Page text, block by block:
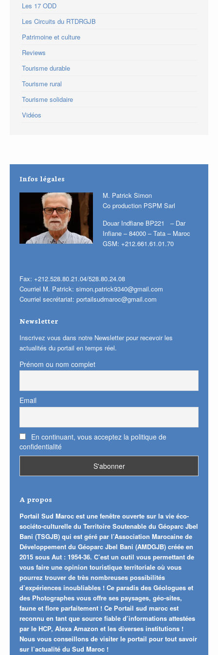
Les 17 ODD
Les Circuits du RTDRGJB
Patrimoine et culture
Reviews
Tourisme durable
Tourisme rural
Tourisme solidaire
Vidéos
Infos légales
M. Patrick Simon
Co production PSPM Sarl
Douar Indfiane BP221 – Dar
Infiane – 84000 – Tata – Maroc
GSM: +212.661.61.01.70
Fax: +212.528.80.21.04/528.80.24.08
Courriel M. Patrick: simon.patrick9340@gmail.com
Courriel secrétariat: portailsudmaroc@gmail.com
Newsletter
Inscrivez vous dans notre Newsletter pour recevoir les
actualités du portail en temps réel.
Prénom ou nom complet
Email
En continuant, vous acceptez la politique de
confidentialité
A propos
Portail Sud Maroc est une fenêtre ouverte sur la vie éco-
sociéto-culturelle du Territoire Soutenable du Géoparc Jbel
Bani (TSGJB) qui est géré par l’Association Marocaine de
Développement du Géoparc Jbel Bani (AMDGJB) créée en
2015 sous Aut : 1954-36. C’est un outil vous permettant de
vous faire une opinion touristique territoriale où vous
pourrez trouver de très nombreuses possibilités
d’expériences inoubliables ! Ce paradis des Géologues et
des Photographes vous offre ses paysages, géo-sites,
faune et flore parfaitement ! Ce Portail sud maroc est
reconnu en tant que source fiable d’informations attestées
par le HCP, Alexa Amazon et les diverses institutions !
Nous vous conseillons de visiter le portail pour tout savoir
sur l’actualité du Sud Maroc !